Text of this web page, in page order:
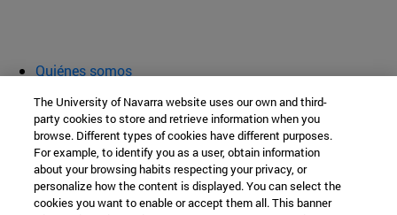
Quiénes somos
Aula abierta
Cátedra de Patrimonio y Arte Navarro
The University of Navarra website uses our own and third-
party cookies to store and retrieve information when you
browse. Different types of cookies have different purposes.
For example, to identify you as a user, obtain information
about your browsing habits respecting your privacy, or
personalize how the content is displayed. You can select the
cookies you want to enable or accept them all. This banner